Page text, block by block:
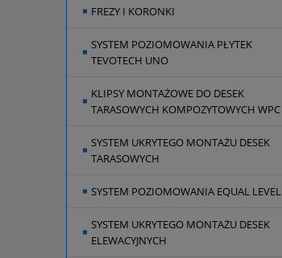
FREZY I KORONKI
SYSTEM POZIOMOWANIA PŁYTEK
TEVOTECH UNO
KLIPSY MONTAŻOWE DO DESEK
TARASOWYCH KOMPOZYTOWYCH WPC
SYSTEM UKRYTEGO MONTAŻU DESEK
TARASOWYCH
SYSTEM POZIOMOWANIA EQUAL LEVEL
SYSTEM UKRYTEGO MONTAŻU DESEK
ELEWACYJNYCH